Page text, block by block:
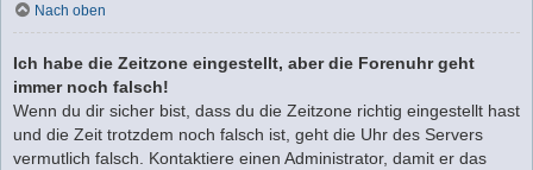
Nach oben
Ich habe die Zeitzone eingestellt, aber die Forenuhr geht
immer noch falsch!
Wenn du dir sicher bist, dass du die Zeitzone richtig eingestellt hast
und die Zeit trotzdem noch falsch ist, geht die Uhr des Servers
vermutlich falsch. Kontaktiere einen Administrator, damit er das